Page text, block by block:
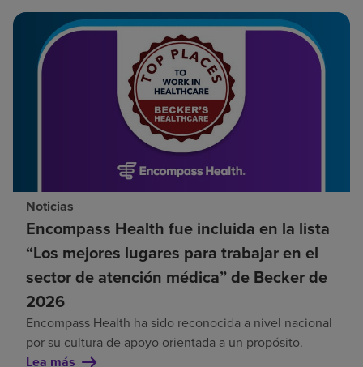
Noticias
Encompass Health fue incluida en la lista
“Los mejores lugares para trabajar en el
sector de atención médica” de Becker de
2026
Encompass Health ha sido reconocida a nivel nacional
por su cultura de apoyo orientada a un propósito.
Lea más